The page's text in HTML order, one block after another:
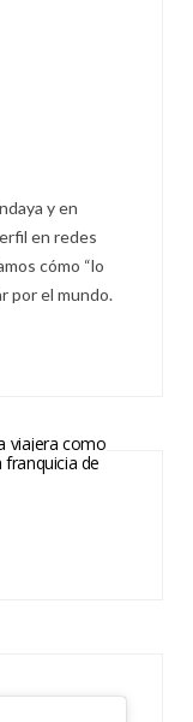
y en
en redes
cómo “lo
por el mundo.
viajera como
de